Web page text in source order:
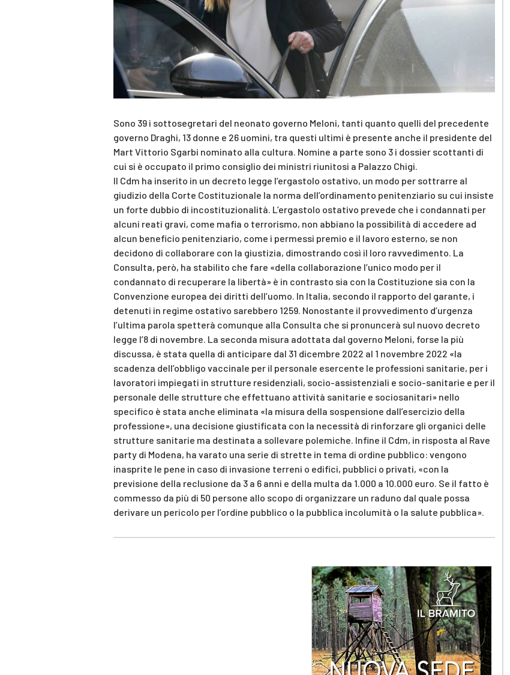
Sono 39 i sottosegretari del neonato governo Meloni, tanti quanto quelli del precedente
governo Draghi, 13 donne e 26 uomini, tra questi ultimi è presente anche il presidente del
Mart Vittorio Sgarbi nominato alla cultura. Nomine a parte sono 3 i dossier scottanti di
cui si è occupato il primo consiglio dei ministri riunitosi a Palazzo Chigi.
Il Cdm ha inserito in un decreto legge l’ergastolo ostativo, un modo per sottrarre al
giudizio della Corte Costituzionale la norma dell’ordinamento penitenziario su cui insiste
un forte dubbio di incostituzionalità. L’ergastolo ostativo prevede che i condannati per
alcuni reati gravi, come mafia o terrorismo, non abbiano la possibilità di accedere ad
alcun beneficio penitenziario, come i permessi premio e il lavoro esterno, se non
decidono di collaborare con la giustizia, dimostrando così il loro ravvedimento. La
Consulta, però, ha stabilito che fare «della collaborazione l’unico modo per il
condannato di recuperare la libertà» è in contrasto sia con la Costituzione sia con la
Convenzione europea dei diritti dell’uomo. In Italia, secondo il rapporto del garante, i
detenuti in regime ostativo sarebbero 1259. Nonostante il provvedimento d’urgenza
l’ultima parola spetterà comunque alla Consulta che si pronuncerà sul nuovo decreto
legge l’8 di novembre. La seconda misura adottata dal governo Meloni, forse la più
discussa, è stata quella di anticipare dal 31 dicembre 2022 al 1 novembre 2022 «la
scadenza dell’obbligo vaccinale per il personale esercente le professioni sanitarie, per i
lavoratori impiegati in strutture residenziali, socio-assistenziali e socio-sanitarie e per il
personale delle strutture che effettuano attività sanitarie e sociosanitari» nello
specifico è stata anche eliminata «la misura della sospensione dall’esercizio della
professione», una decisione giustificata con la necessità di rinforzare gli organici delle
strutture sanitarie ma destinata a sollevare polemiche. Infine il Cdm, in risposta al Rave
party di Modena, ha varato una serie di strette in tema di ordine pubblico: vengono
inasprite le pene in caso di invasione terreni o edifici, pubblici o privati, «con la
previsione della reclusione da 3 a 6 anni e della multa da 1.000 a 10.000 euro. Se il fatto è
commesso da più di 50 persone allo scopo di organizzare un raduno dal quale possa
derivare un pericolo per l’ordine pubblico o la pubblica incolumità o la salute pubblica».